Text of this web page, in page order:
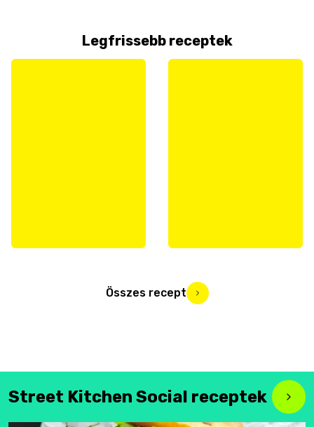
Legfrissebb receptek
Összes recept
Street Kitchen Social receptek